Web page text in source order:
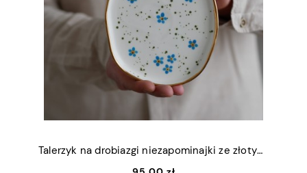
Talerzyk na drobiazgi niezapominajki ze złotym rantem 13x16,5cm (M)